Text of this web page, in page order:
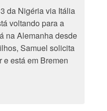
da Nigéria via Itália
voltando para a
na Alemanha desde
Samuel solicita
e está em Bremen